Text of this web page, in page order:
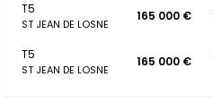
T5
ST JEAN DE LOSNE
165 000 €
T5
ST JEAN DE LOSNE
165 000 €